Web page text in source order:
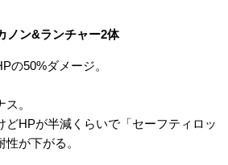
ノン&ランチャー2体
の50%ダメージ。
。
どHPが半減くらいで「セーフティロッ
が下がる。